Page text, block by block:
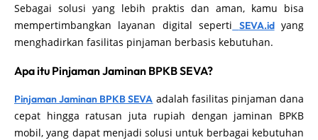
Sebagai solusi yang lebih praktis dan aman, kamu bisa
mempertimbangkan layanan digital seperti
SEVA.idyang
menghadirkan fasilitas pinjaman berbasis kebutuhan.
Apa itu Pinjaman Jaminan BPKB SEVA?
Pinjaman Jaminan BPKB SEVA adalah fasilitas pinjaman dana
cepat hingga ratusan juta rupiah dengan jaminan BPKB
mobil, yang dapat menjadi solusi untuk berbagai kebutuhan